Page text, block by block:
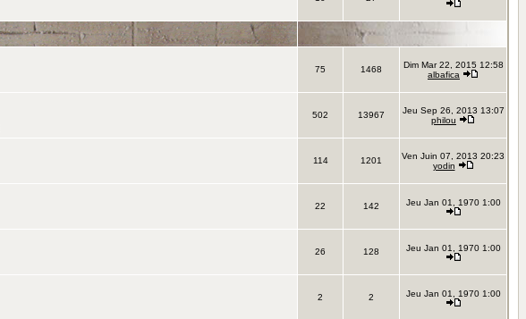
75 1468
Dim Mar 22, 2015 12:58
albafica
502 13967
Jeu Sep 26, 2013 13:07
philou
114 1201
Ven Juin 07, 2013 20:23
yodin
22 142 Jeu Jan 01, 1970 1:00
26 128 Jeu Jan 01, 1970 1:00
2 2 Jeu Jan 01, 1970 1:00